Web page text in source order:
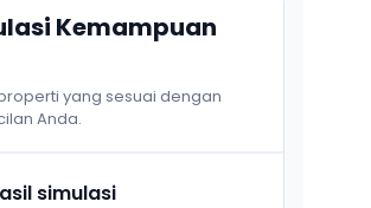
Kemampuan
yang sesuai dengan
Anda.
simulasi